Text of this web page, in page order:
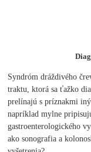
Syndróm dráždivého
traktu, ktorá sa ťažko
prelínajú s príznakmi
napríklad mylne
gastroenterologického
ako sonografia a